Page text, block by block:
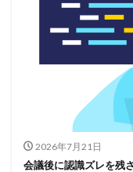
2026年7月21日
会議後に認識ズレを残